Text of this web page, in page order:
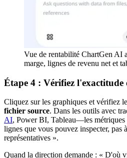
Vue de rentabilité ChartGen AI
marge, lignes de revenu net et
Étape 4 : Vérifiez l'exactitude
Cliquez sur les graphiques et vérifiez
fichier source. Dans les outils avec
AI, Power BI, Tableau—les métriques
lignes que vous pouvez inspecter, pas
représentatives ».
Quand la direction demande : « D'où